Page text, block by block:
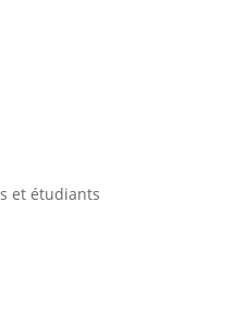
et étudiants